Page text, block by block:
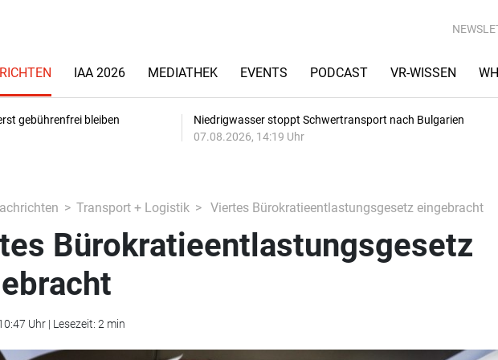
IAA 2026 MEDIATHEK EVENTS PODCAST VR-WISSEN
gebührenfrei bleiben
Niedrigwasser stoppt Schwertransport nach Bulgarien
07.08.2026, 14:19 Uhr
Transport + Logistik Viertes Bürokratieentlastungsgesetz eingebracht
Bürokratieentlastungsgesetz
Uhr | Lesezeit: 2 min